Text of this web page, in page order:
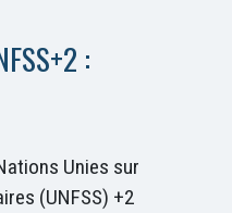
:
Unies sur
(UNFSS) +2